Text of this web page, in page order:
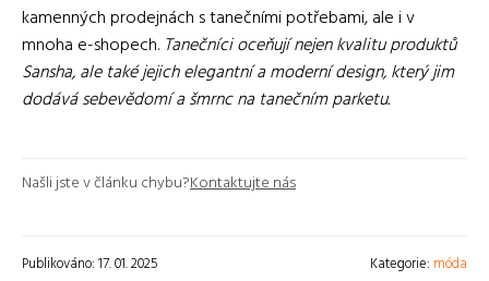
kamenných prodejnách s tanečními potřebami, ale i v
mnoha e-shopech. Tanečníci oceňují nejen kvalitu produktů
Sansha, ale také jejich elegantní a moderní design, který jim
dodává sebevědomí a šmrnc na tanečním parketu.
Našli jste v článku chybu?Kontaktujte nás
Publikováno: 17. 01. 2025 Kategorie: móda